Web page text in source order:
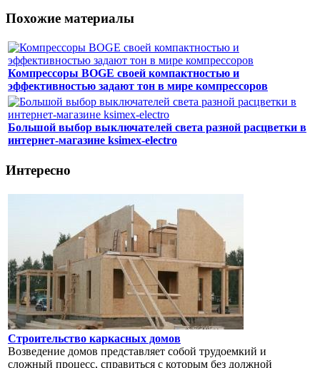
Похожие материалы
Компрессоры BOGE своей компактностью и
эффективностью задают тон в мире компрессоров
Большой выбор выключателей света разной расцветки в
интернет-магазине ksimex-electro
Интересно
Строительство каркасных домов
Возведение домов представляет собой трудоемкий и
сложный процесс, справиться с которым без должной